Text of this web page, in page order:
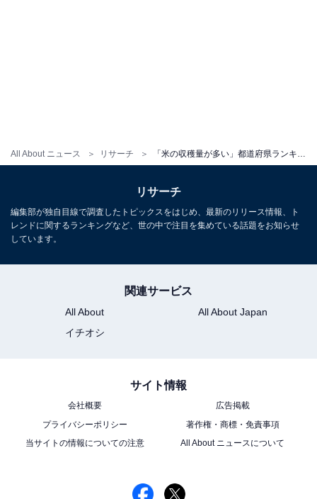
All About ニュース リサーチ 「米の収穫量が多い」都道府県ランキング！ 2位「北海道」、1位は？
リサーチ
編集部が独自目線で調査したトピックスをはじめ、最新のリリース情報、ト
レンドに関するランキングなど、世の中で注目を集めている話題をお知らせ
しています。
関連サービス
All About
All About Japan
イチオシ
サイト情報
会社概要
広告掲載
プライバシーポリシー
著作権・商標・免責事項
当サイトの情報についての注意
All About ニュースについて